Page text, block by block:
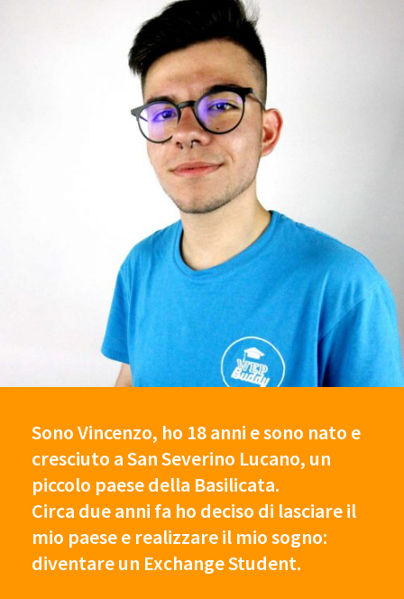
Sono Vincenzo, ho 18 anni e sono nato e
cresciuto a San Severino Lucano, un
piccolo paese della Basilicata.
Circa due anni fa ho deciso di lasciare il
mio paese e realizzare il mio sogno:
diventare un Exchange Student.